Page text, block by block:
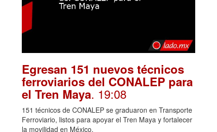
Egresan 151 nuevos técnicos
ferroviarios del CONALEP para
el Tren Maya. 19:08
151 técnicos de CONALEP se graduaron en Transporte
Ferroviario, listos para apoyar el Tren Maya y fortalecer
la movilidad en México.